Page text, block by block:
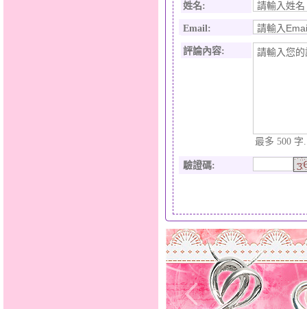
姓名:
Email:
評論內容:
最多 500 字.
驗證碼: